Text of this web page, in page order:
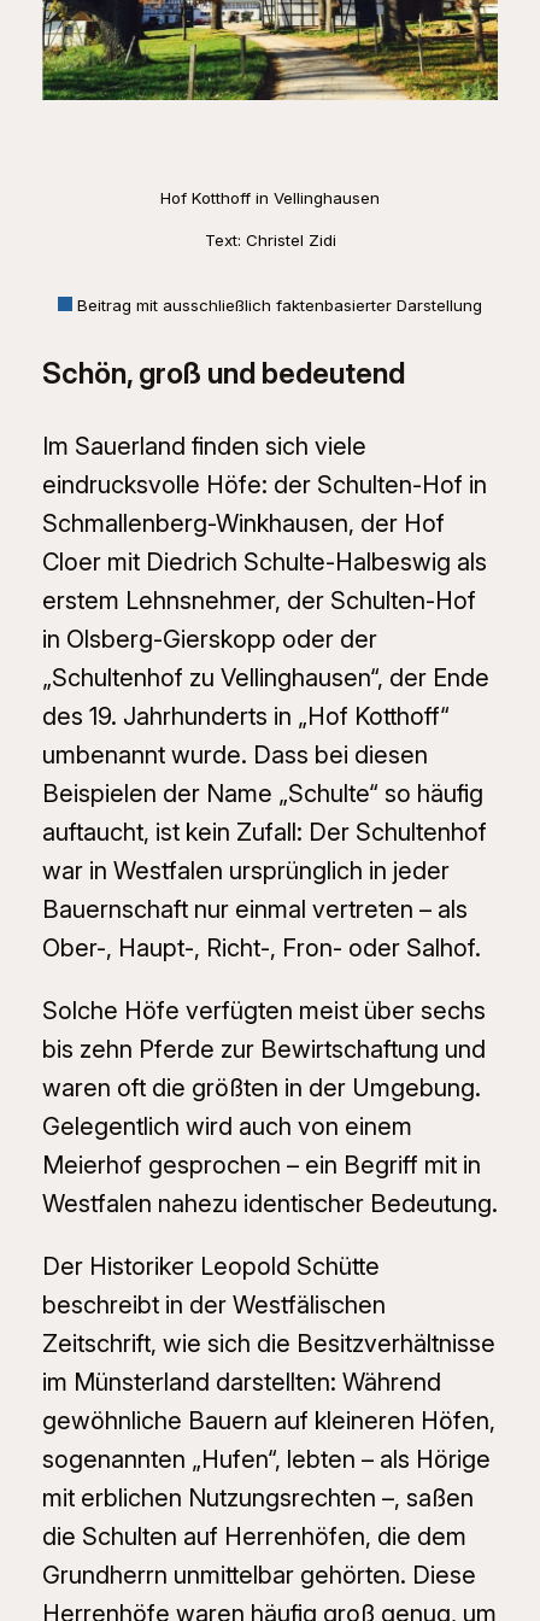
Hof Kotthoff in Vellinghausen
Text: Christel Zidi
Beitrag mit ausschließlich faktenbasierter Darstellung
Schön, groß und bedeutend
Im Sauerland finden sich viele
eindrucksvolle Höfe: der Schulten-Hof in
Schmallenberg-Winkhausen, der Hof
Cloer mit Diedrich Schulte-Halbeswig als
erstem Lehnsnehmer, der Schulten-Hof
in Olsberg-Gierskopp oder der
„Schultenhof zu Vellinghausen“, der Ende
des 19. Jahrhunderts in „Hof Kotthoff“
umbenannt wurde. Dass bei diesen
Beispielen der Name „Schulte“ so häufig
auftaucht, ist kein Zufall: Der Schultenhof
war in Westfalen ursprünglich in jeder
Bauernschaft nur einmal vertreten – als
Ober-, Haupt-, Richt-, Fron- oder Salhof.
Solche Höfe verfügten meist über sechs
bis zehn Pferde zur Bewirtschaftung und
waren oft die größten in der Umgebung.
Gelegentlich wird auch von einem
Meierhof gesprochen – ein Begriff mit in
Westfalen nahezu identischer Bedeutung.
Der Historiker Leopold Schütte
beschreibt in der Westfälischen
Zeitschrift, wie sich die Besitzverhältnisse
im Münsterland darstellten: Während
gewöhnliche Bauern auf kleineren Höfen,
sogenannten „Hufen“, lebten – als Hörige
mit erblichen Nutzungsrechten –, saßen
die Schulten auf Herrenhöfen, die dem
Grundherrn unmittelbar gehörten. Diese
Herrenhöfe waren häufig groß genug, um